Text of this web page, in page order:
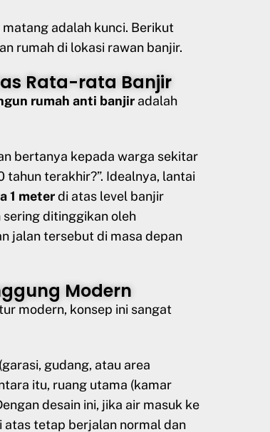
adalah kunci. Berikut
rumah di lokasi rawan banjir.
Rata-rata Banjir
rumah anti banjir adalah
bertanya kepada warga sekitar
terakhir?”. Idealnya, lantai
1 meterdi atas level banjir
ditinggikan oleh
jalan tersebut di masa depan
Modern
modern, konsep ini sangat
gudang, atau area
itu, ruang utama (kamar
desain ini, jika air masuk ke
atas tetap berjalan normal dan